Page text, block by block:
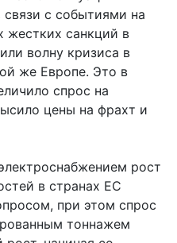
связи с событиями на
жестких санкций в
волну кризиса в
же Европе. Это в
спрос на
цены на фрахт и
рост
в странах ЕС
при этом спрос
тоннажем